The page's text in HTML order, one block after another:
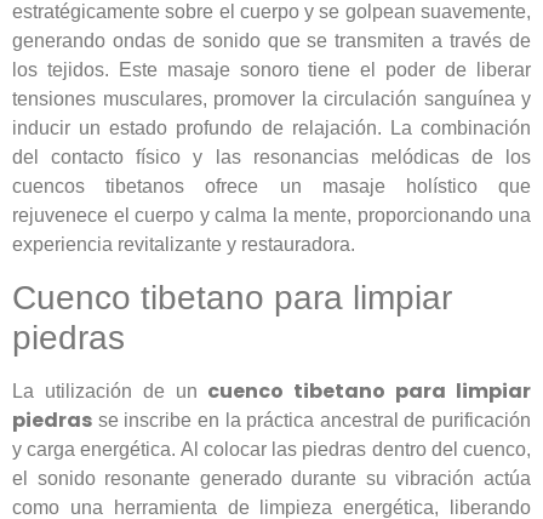
estratégicamente sobre el cuerpo y se golpean suavemente,
generando ondas de sonido que se transmiten a través de
los tejidos. Este masaje sonoro tiene el poder de liberar
tensiones musculares, promover la circulación sanguínea y
inducir un estado profundo de relajación. La combinación
del contacto físico y las resonancias melódicas de los
cuencos tibetanos ofrece un masaje holístico que
rejuvenece el cuerpo y calma la mente, proporcionando una
experiencia revitalizante y restauradora.
Cuenco tibetano para limpiar
piedras
La utilización de un cuenco tibetano para limpiar
piedras se inscribe en la práctica ancestral de purificación
y carga energética. Al colocar las piedras dentro del cuenco,
el sonido resonante generado durante su vibración actúa
como una herramienta de limpieza energética, liberando